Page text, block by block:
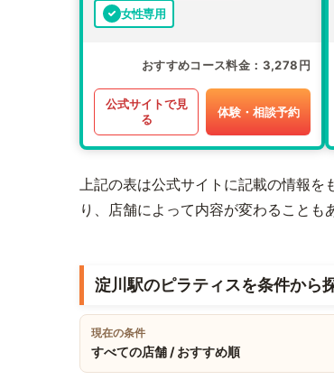
女性専用
おすすめコース料金 3,278円
公式サイトで見
る
体験・相談予約
上記の表は公式サイトに記載の情報を
り、店舗によって内容が変わることも
淀川駅のピラティスを条件から
現在の条件
すべての店舗 / おすすめ順